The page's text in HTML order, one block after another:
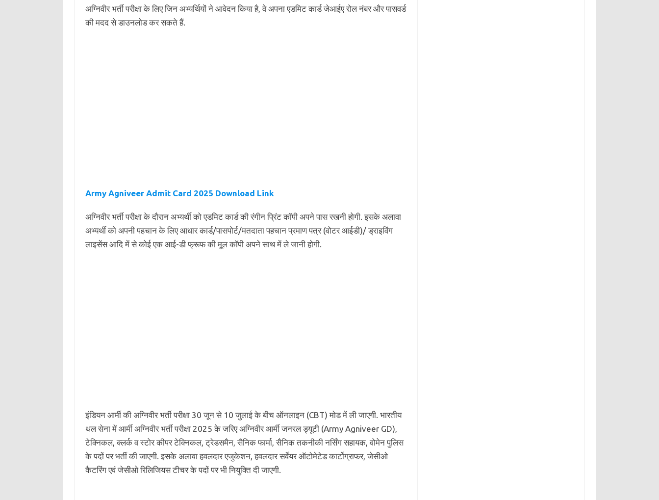
अग्निवीर भर्ती परीक्षा के लिए जिन अभ्यर्थियों ने आवेदन किया है, वे अपना एडमिट कार्ड जेआईए रोल नंबर और पासवर्ड
की मदद से डाउनलोड कर सकते हैं.
Army Agniveer Admit Card 2025 Download Link
अग्निवीर भर्ती परीक्षा के दौरान अभ्यर्थी को एडमिट कार्ड की रंगीन प्रिंट कॉपी अपने पास रखनी होगी. इसके अलावा
अभ्यर्थी को अपनी पहचान के लिए आधार कार्ड/पासपोर्ट/मतदाता पहचान प्रमाण पत्र (वोटर आईडी)/ ड्राइविंग
लाइसेंस आदि में से कोई एक आई-डी फ्रूफ की मूल कॉपी अपने साथ में ले जानी होगी.
इंडियन आर्मी की अग्निवीर भर्ती परीक्षा 30 जून से 10 जुलाई के बीच ऑनलाइन (CBT) मोड में ली जाएगी. भारतीय
थल सेना में आर्मी अग्निवीर भर्ती परीक्षा 2025 के जरिए अग्निवीर आर्मी जनरल ड्यूटी (Army Agniveer GD),
टेक्निकल, क्लर्क व स्टोर कीपर टेक्निकल, ट्रेडसमैन, सैनिक फार्मा, सैनिक तकनीकी नर्सिंग सहायक, वोमेन पुलिस
के पदों पर भर्ती की जाएगी. इसके अलावा हवलदार एजुकेशन, हवलदार सर्वेयर ऑटोमेटेड कार्टोग्राफर, जेसीओ
कैटरिंग एवं जेसीओ रिलिजियस टीचर के पदों पर भी नियुक्ति दी जाएगी.